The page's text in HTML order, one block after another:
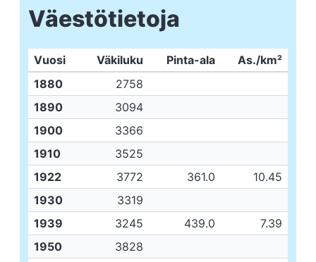
Väestötietoja
Vuosi Väkiluku Pinta-ala
As./km²
1880
2758
1890
3094
1900
3366
1910
3525
1922
3772 361.0
10.45
1930
3319
1939
3245 439.0
7.39
1950
3828